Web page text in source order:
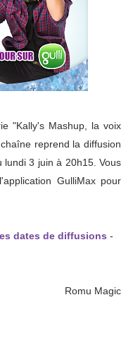
"Kally's Mashup, la voix
reprend la diffusion
3 juin à 20h15. Vous
GulliMax pour
dates de diffusions -
Romu Magic